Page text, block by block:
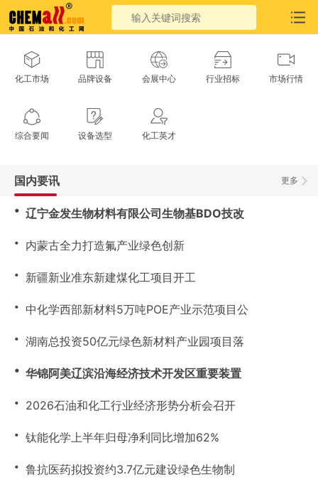
化工市场 品牌设备 会展中心 行业招标 市场行情
综合要闻 设备选型 化工英才
更多
国内要讯
・ 辽宁金发生物材料有限公司生物基BDO技改
・ 内蒙古全力打造氟产业绿色创新
・ 新疆新业准东新建煤化工项目开工
・ 中化学西部新材料5万吨POE产业示范项目公
・ 湖南总投资50亿元绿色新材料产业园项目落
・ 华锦阿美辽滨沿海经济技术开发区重要装置
・ 2026石油和化工行业经济形势分析会召开
・ 钛能化学上半年归母净利同比增加62%
・ 鲁抗医药拟投资约3.7亿元建设绿色生物制